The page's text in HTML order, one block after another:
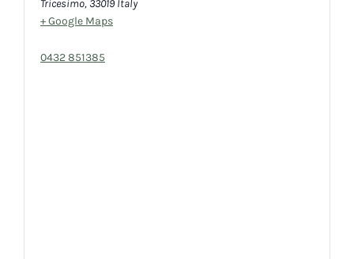
Tricesimo, 33019 Italy
+ Google Maps
0432 851385